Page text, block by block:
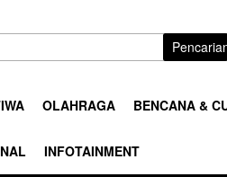
OLAHRAGA BENCANA &
INFOTAINMENT